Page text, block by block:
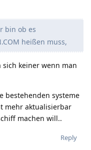
bin ob es
heißen muss,
sich keiner wenn man
bestehenden systeme
mehr aktualisierbar
machen will..
Reply